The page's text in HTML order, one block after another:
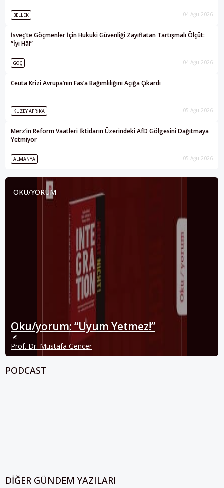
BELLEK 04 Ağu 2026
İsveç’te Göçmenler İçin Hukuki Güvenliği Zayıflatan Tartışmalı Ölçüt:
“İyi Hâl”
GÖÇ 04 Ağu 2026
Ceuta Krizi Avrupa’nın Fas’a Bağımlılığını Açığa Çıkardı
KUZEY AFRIKA 05 Ağu 2026
Merz’in Reform Vaatleri İktidarın Üzerindeki AfD Gölgesini Dağıtmaya
Yetmiyor
ALMANYA 05 Ağu 2026
OKU/YORUM
Oku/yorum: “Uyum Yetmez!”
Prof. Dr. Mustafa Gencer
PODCAST
DIĞER GÜNDEM YAZILARI